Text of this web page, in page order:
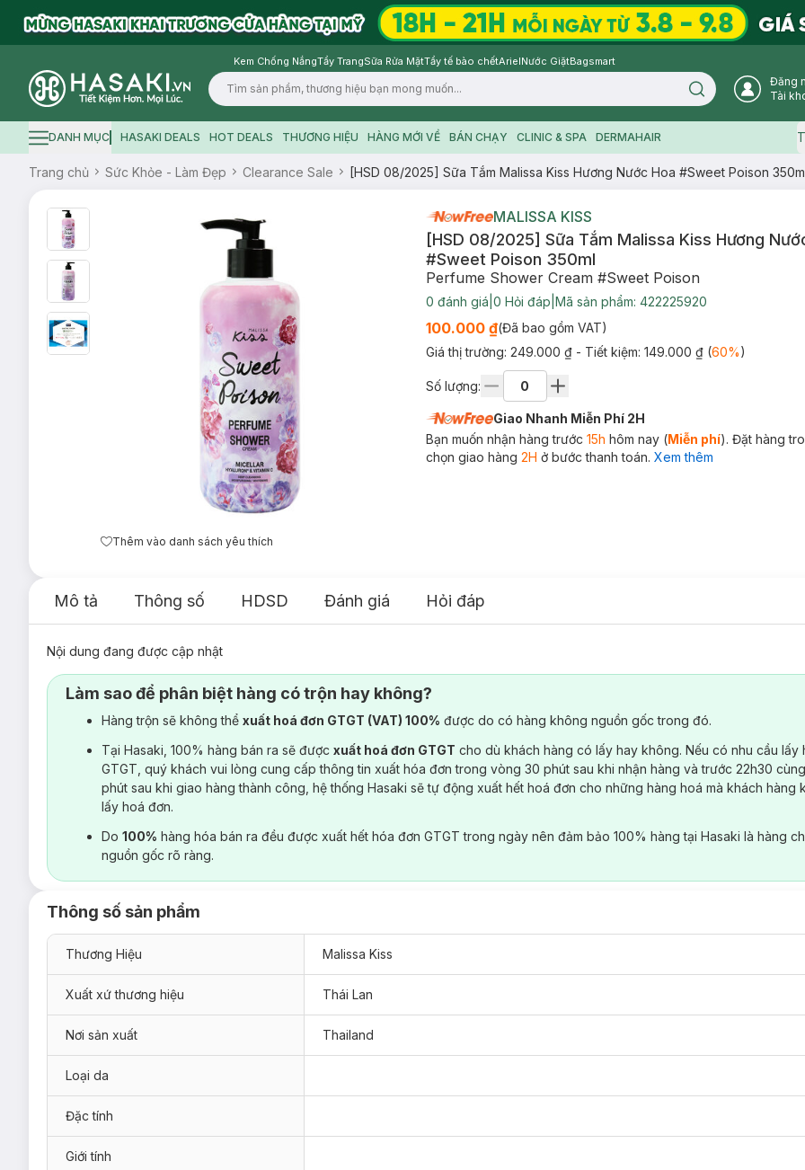
Kem Chống NắngTẩy TrangSữa Rửa MặtTẩy tế bào chếtArielNước GiặtBagsmart
Logo
Search icon
Đăng
Tài
Hamburger icon
DANH MỤC HASAKI DEALS HOT DEALS THƯƠNG HIỆU HÀNG MỚI VỀ BÁN CHẠY CLINIC & SPA DERMAHAIR
Trang chủ Sức Khỏe - Làm Đẹp Clearance Sale [HSD 08/2025] Sữa Tắm Malissa Kiss Hương Nước Hoa #Sweet Poison
Thêm vào danh sách yêu thích
MALISSA KISS
[HSD 08/2025] Sữa Tắm Malissa Kiss Hương
#Sweet Poison 350ml
Perfume Shower Cream #Sweet Poison
0 đánh giá 0 Hỏi đáp Mã sản phẩm: 422225920
100.000 ₫(Đã bao gồm VAT)
Giá thị trường: 249.000 ₫ - Tiết kiệm: 149.000 ₫(60%)
Số lượng:
Giao Nhanh Miễn Phí 2H
Bạn muốn nhận hàng trước 15h hôm nay (Miễn phí). Đặt hàng
chọn giao hàng 2H ở bước thanh toán. Xem thêm
Mô tả Thông số HDSD Đánh giá Hỏi đáp
Nội dung đang được cập nhật
Làm sao để phân biệt hàng có trộn hay không?
Hàng trộn sẽ không thể xuất hoá đơn GTGT (VAT) 100% được do có hàng không nguồn gốc trong đó.
Tại Hasaki, 100% hàng bán ra sẽ được xuất hoá đơn GTGT cho dù khách hàng có lấy hay không. Nếu có nhu cầu lấy
GTGT, quý khách vui lòng cung cấp thông tin xuất hóa đơn trong vòng 30 phút sau khi nhận hàng và trước 22h30
phút sau khi giao hàng thành công, hệ thống Hasaki sẽ tự động xuất hết hoá đơn cho những hàng hoá mà khách hàng
lấy hoá đơn.
Do 100% hàng hóa bán ra đều được xuất hết hóa đơn GTGT trong ngày nên đảm bảo 100% hàng tại Hasaki là hàng
nguồn gốc rõ ràng.
Thông số sản phẩm
Thương Hiệu Malissa Kiss
Xuất xứ thương hiệu Thái Lan
Nơi sản xuất Thailand
Loại da
Đặc tính
Giới tính